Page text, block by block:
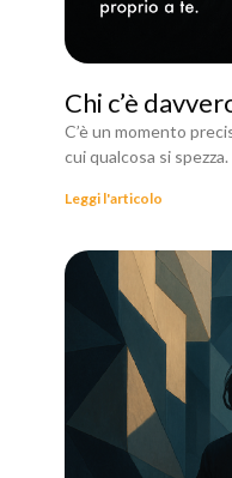
Chi c’è
C’è un momento
cui qualcosa si spezza.
Leggi l'articolo